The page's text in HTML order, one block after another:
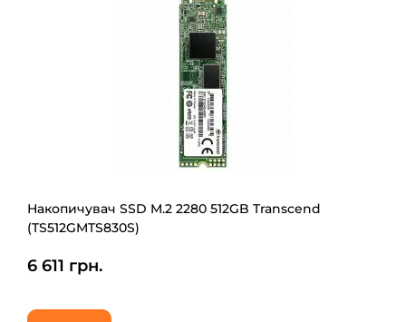
Накопичувач SSD M.2 2280 512GB Transcend
(TS512GMTS830S)
6 611 грн.